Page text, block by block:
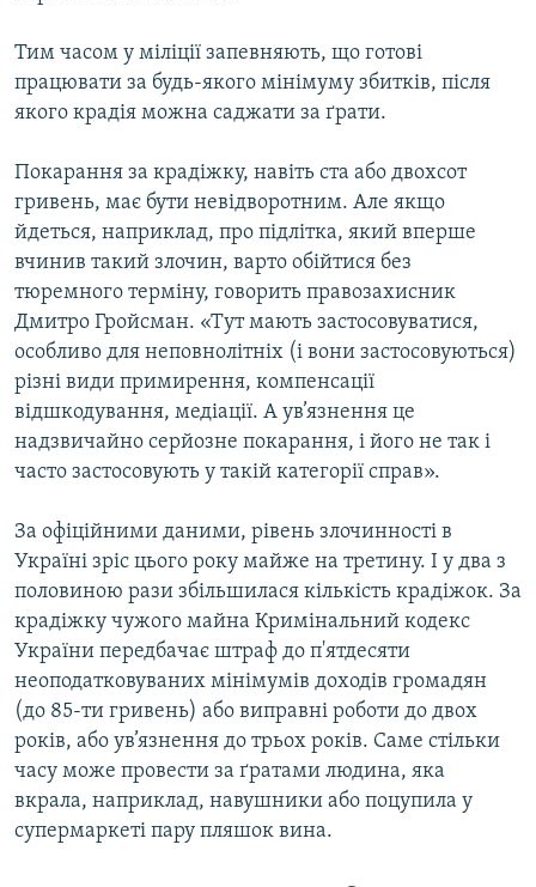
Тим часом у міліції запевняють, що готові
працювати за будь-якого мінімуму збитків, після
якого крадія можна саджати за ґрати.
Покарання за крадіжку, навіть ста або двохсот
гривень, має бути невідворотним. Але якщо
йдеться, наприклад, про підлітка, який вперше
вчинив такий злочин, варто обійтися без
тюремного терміну, говорить правозахисник
Дмитро Гройсман. «Тут мають застосовуватися,
особливо для неповнолітніх (і вони застосовуються)
різні види примирення, компенсації
відшкодування, медіації. А ув’язнення це
надзвичайно серйозне покарання, і його не так і
часто застосовують у такій категорії справ».
За офіційними даними, рівень злочинності в
Україні зріс цього року майже на третину. І у два з
половиною рази збільшилася кількість крадіжок. За
крадіжку чужого майна Кримінальний кодекс
України передбачає штраф до п'ятдесяти
неоподатковуваних мінімумів доходів громадян
(до 85-ти гривень) або виправні роботи до двох
років, або ув’язнення до трьох років. Саме стільки
часу може провести за ґратами людина, яка
вкрала, наприклад, навушники або поцупила у
супермаркеті пару пляшок вина.